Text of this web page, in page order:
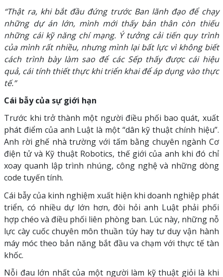
“Thật ra, khi bắt đầu đứng trước Ban lãnh đạo để chạy
những dự án lớn, mình mới thấy bản thân còn thiếu
những cái kỹ năng chí mạng. Ý tưởng cải tiến quy trình
của mình rất nhiều, nhưng mình lại bất lực vì không biết
cách trình bày làm sao để các Sếp thấy được cái hiệu
quả, cái tính thiết thực khi triển khai để áp dụng vào thực
tế.”
Cái bẫy của sự giới hạn
Trước khi trở thành một người điều phối bao quát, xuất
phát điểm của anh Luật là một “dân kỹ thuật chính hiệu”.
Anh rời ghế nhà trường với tấm bằng chuyên ngành Cơ
điện tử và Kỹ thuật Robotics, thế giới của anh khi đó chỉ
xoay quanh lập trình nhúng, công nghệ và những dòng
code tuyến tính.
Cái bẫy của kinh nghiệm xuất hiện khi doanh nghiệp phát
triển, có nhiều dự lớn hơn, đòi hỏi anh Luật phải phối
hợp chéo và điều phối liên phòng ban. Lúc này, những nỗ
lực cày cuốc chuyên môn thuần túy hay tư duy vận hành
máy móc theo bản năng bắt đầu va chạm với thực tế tàn
khốc.
Nỗi đau lớn nhất của một người làm kỹ thuật giỏi là khi